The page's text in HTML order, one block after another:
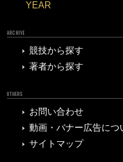
YEAR
ARCHIVE
競技から探す
著者から探す
OTHERS
お問い合わせ
動画・バナー広告につ
サイトマップ